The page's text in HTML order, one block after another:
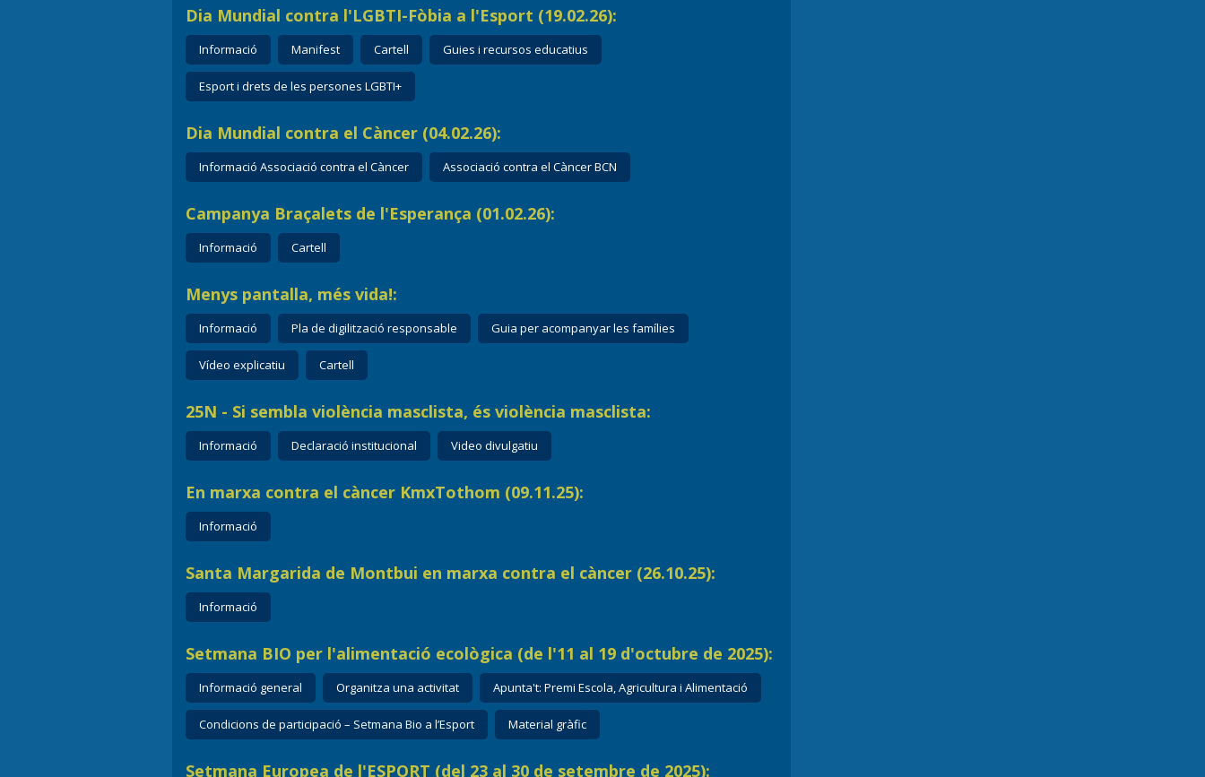
Dia Mundial contra l'LGBTI-Fòbia a l'Esport (19.02.26):
Informació Manifest Cartell Guies i recursos educatius
Esport i drets de les persones LGBTI+
Dia Mundial contra el Càncer (04.02.26):
Informació Associació contra el Càncer Associació contra el Càncer BCN
Campanya Braçalets de l'Esperança (01.02.26):
Informació Cartell
Menys pantalla, més vida!:
Informació Pla de digilització responsable Guia per acompanyar les famílies
Vídeo explicatiu Cartell
25N - Si sembla violència masclista, és violència masclista:
Informació Declaració institucional Video divulgatiu
En marxa contra el càncer KmxTothom (09.11.25):
Informació
Santa Margarida de Montbui en marxa contra el càncer (26.10.25):
Informació
Setmana BIO per l'alimentació ecològica (de l'11 al 19 d'octubre de 2025):
Informació general Organitza una activitat Apunta't: Premi Escola, Agricultura i Alimentació
Condicions de participació – Setmana Bio a l’Esport Material gràfic
Setmana Europea de l'ESPORT (del 23 al 30 de setembre de 2025):